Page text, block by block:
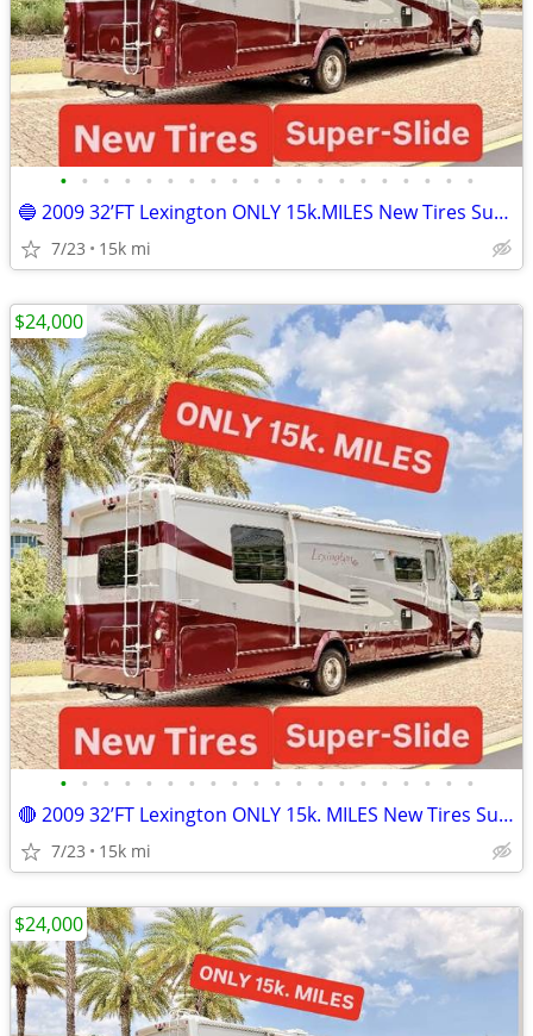
• • • • • • • • • • • • • • • • • • • •
🔵 2009 32’FT Lexington ONLY 15k.MILES New Tires Super Slide-Out
7/23 15k mi
• • • • • • • • • • • • • • • • • • • •
🔴 2009 32’FT Lexington ONLY 15k. MILES New Tires Super Slide-Out
7/23 15k mi
$24,000
$24,000